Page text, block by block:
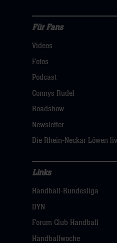
hier
Fans
Navigation
öffnen,
hier
Für Fans
Videos
Fotos
Podcast
Connys Rudel
Roadshow
Newsletter
Die Rhein-Neckar Löwen
Navigation
öffnen,
dann
Links
Handball-Bundesliga
DYN
Forum Club Handball
Handballwoche